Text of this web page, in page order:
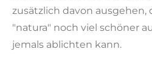
zusätzlich davon ausgehen,
"natura" noch viel schöner
jemals ablichten kann.